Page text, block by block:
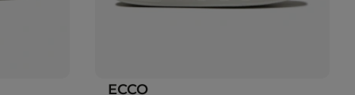
ECCO